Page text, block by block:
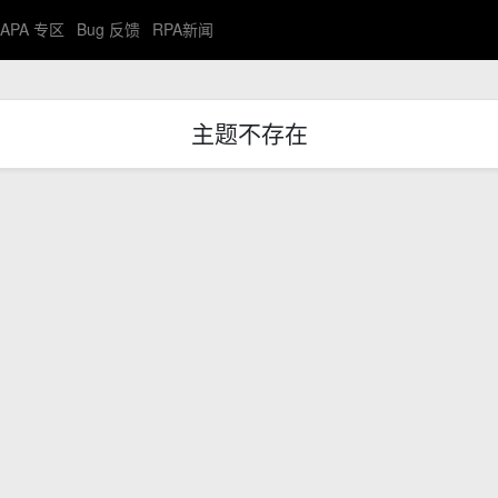
APA 专区 Bug 反馈 RPA新闻
主题不存在